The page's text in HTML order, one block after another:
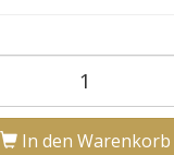
In den Warenkorb